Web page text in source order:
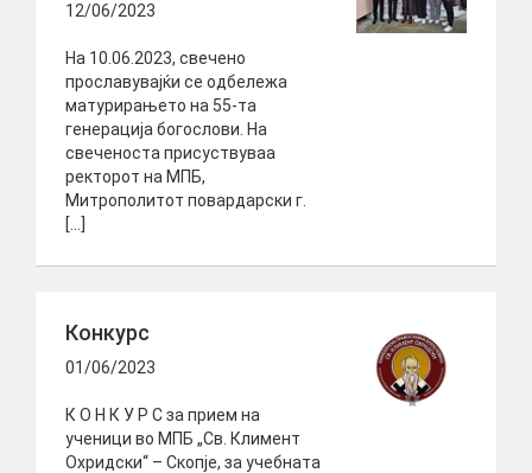
12/06/2023
На 10.06.2023, свечено
прославувајќи се одбележа
матурирањето на 55-та
генерација богослови. На
свеченоста присуствуваа
ректорот на МПБ,
Митрополитот повардарски г.
[…]
Конкурс
01/06/2023
К О Н К У Р С за прием на
ученици во МПБ „Св. Климент
Охридски“ – Скопје, за учебната